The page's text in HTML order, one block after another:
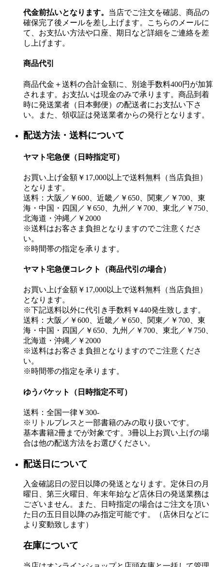
代金前払いとなります。 当店でご注文を確認、商品の
確保完了後メールを差し上げます。こちらのメールに
て、お支払い方法や口座、期日など詳細をご連絡を差
し上げます。
商品代引
商品代金＋送料の合計金額に、別途手数料400円が加算
されます。お支払いは現金のみで承ります。商品到着
時に発送業者（日本郵便）の配送者にお支払い下さ
い。また、領収証は発送業者からの発行となります。
配送方法・送料について
ヤマト宅急便（日時指定可）
お買い上げ金額￥17,000以上で送料無料（当店負担）
となります。
送料：大阪／￥600、近畿／￥650、関東／￥700、東
海・中国・四国／￥650、九州／￥700、東北／￥750、
北海道・沖縄／￥2000
※送料はお客さま負担となりますのでご注意くださ
い。
※時間帯の指定を承ります。
ヤマト宅急便コレクト（商品代引の場合）
お買い上げ金額￥17,000以上で送料無料（当店負担）
となります。
※下記送料以外に代引き手数料￥440発生致します。
送料：大阪／￥600、近畿／￥650、関東／￥700、東
海・中国・四国／￥650、九州／￥700、東北／￥750、
北海道・沖縄／￥2000
※送料はお客さま負担となりますのでご注意くださ
い。
※時間帯の指定を承ります。
ゆうパケット（日時指定不可）
送料：全国一律￥300-
※リトルプレスと一部書籍のみの取り扱いです。
基本書籍2冊までが対象です。3冊以上お買い上げの場
合は他の配送方法をお選びください。
配送日について
入金確認日の翌日以降の発送となります。定休日の月
曜日、第三火曜日、年末年始など店休日の発送業務は
ございません。また、日時指定の場合はご注文を頂い
た日の五日目以降のみ指定可能です。（店休日などに
より変動致します）
在庫について